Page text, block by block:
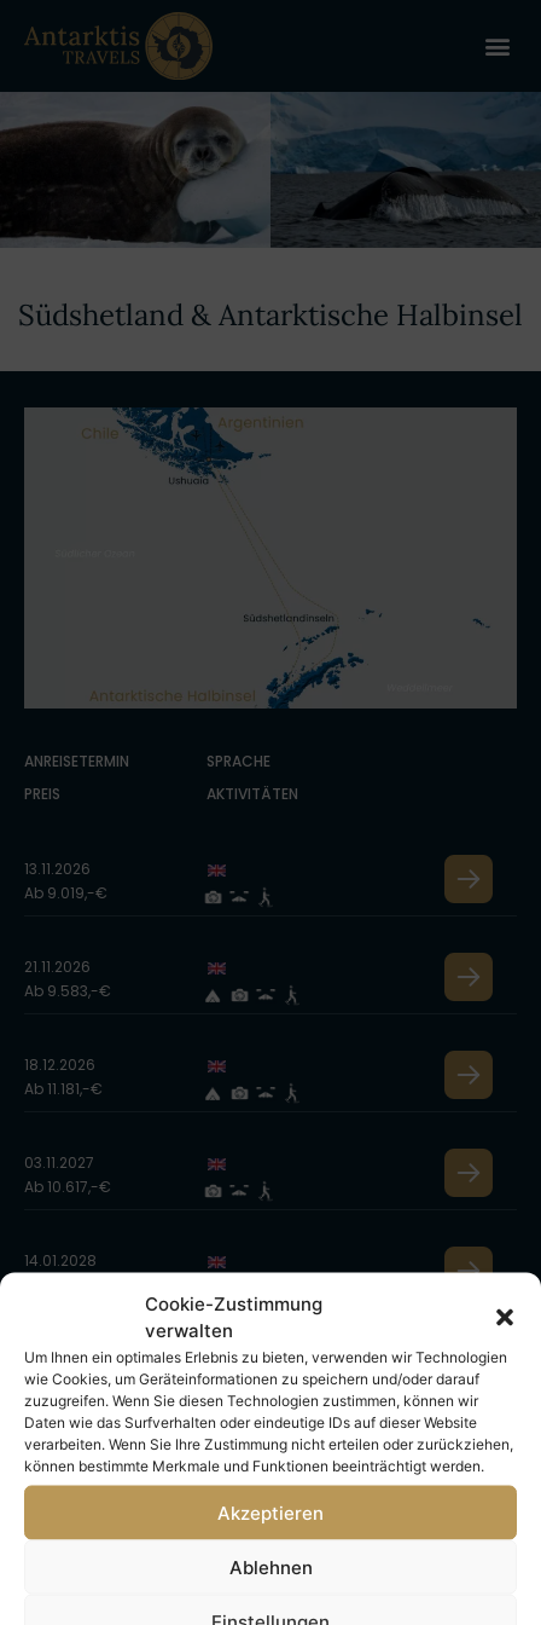
Cookie-Zustimmung
verwalten
Um Ihnen ein optimales Erlebnis zu bieten, verwenden wir Technologien
wie Cookies, um Geräteinformationen zu speichern und/oder darauf
zuzugreifen. Wenn Sie diesen Technologien zustimmen, können wir
Daten wie das Surfverhalten oder eindeutige IDs auf dieser Website
verarbeiten. Wenn Sie Ihre Zustimmung nicht erteilen oder zurückziehen,
können bestimmte Merkmale und Funktionen beeinträchtigt werden.
Akzeptieren
Ablehnen
Südshetland & Antarktische Halbinsel
ANREISETERMIN
PREIS
SPRACHE
AKTIVITÄTEN
13.11.2026
Ab 9.019,-€
21.11.2026
Ab 9.583,-€
18.12.2026
Ab 11.181,-€
03.11.2027
Ab 10.617,-€
14.01.2028
12.02.2028
Ab 11.839,-€
21.02.2028
Ab 11.557,-€
Antarktis Reise-Details